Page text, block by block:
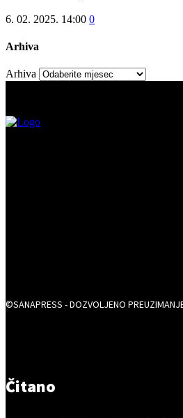
6. 02. 2025. 14:00 0
Arhiva
Arhiva
©SANAPRESS - DOZVOLJENO
Čitano